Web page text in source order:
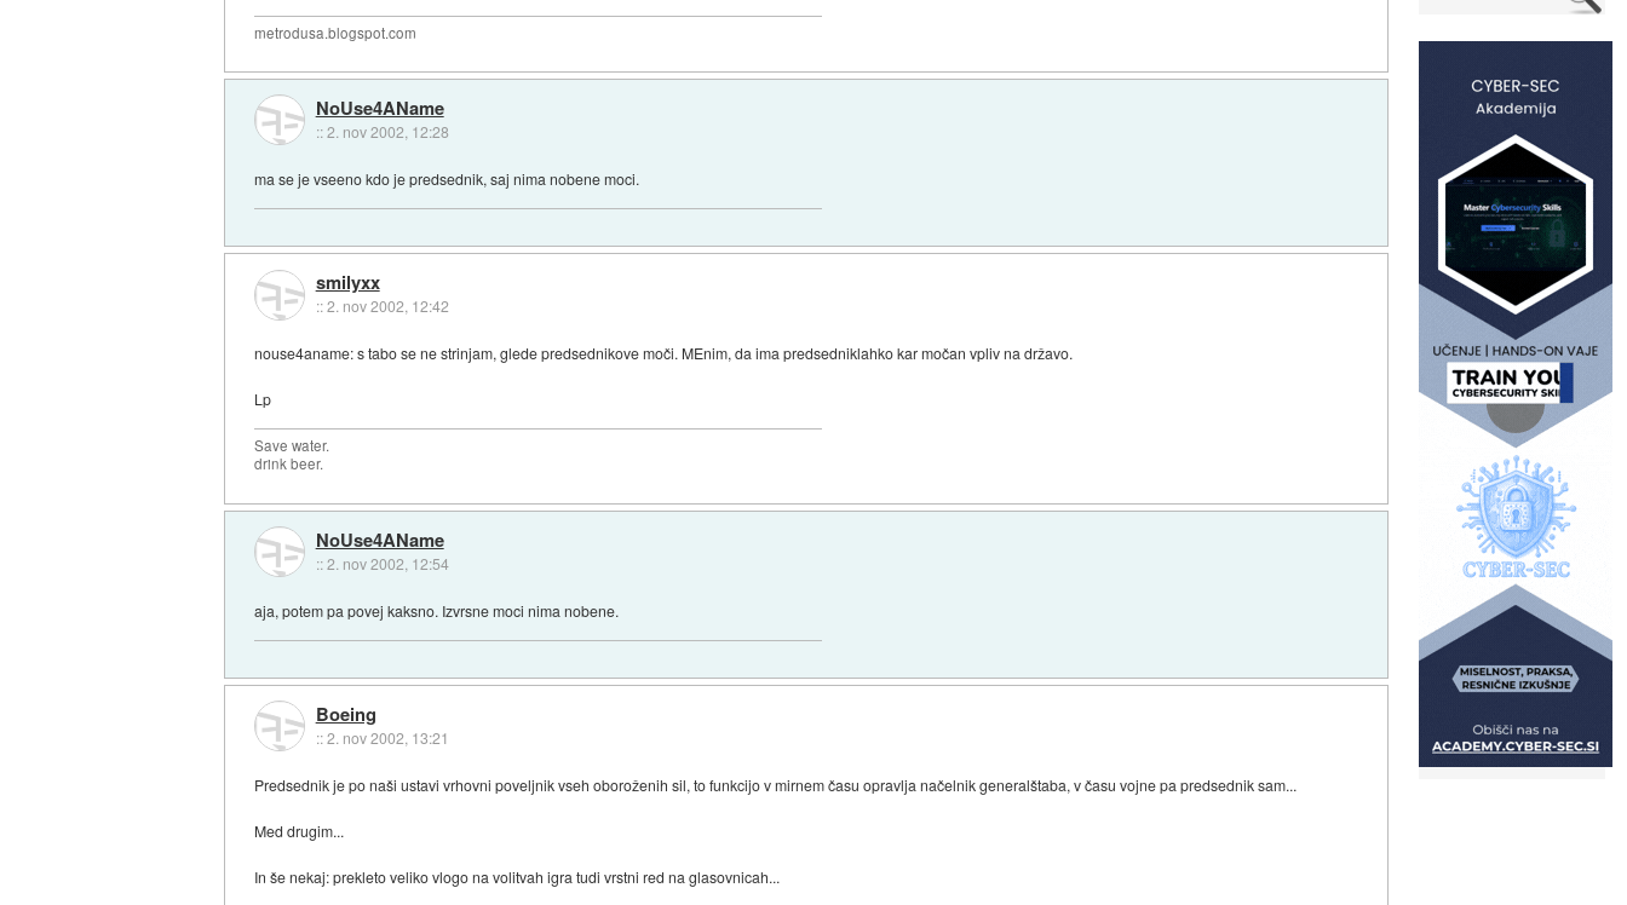
metrodusa.blogspot.com
NoUse4AName
::2. nov 2002, 12:28
ma se je vseeno kdo je predsednik, saj nima nobene moci.
smilyxx
::2. nov 2002, 12:42
nouse4aname: s tabo se ne strinjam, glede predsednikove moči. MEnim, da ima predsedniklahko kar močan vpliv na državo.
Lp
Save water.
drink beer.
NoUse4AName
::2. nov 2002, 12:54
aja, potem pa povej kaksno. Izvrsne moci nima nobene.
Boeing
::2. nov 2002, 13:21
Predsednik je po naši ustavi vrhovni poveljnik vseh oboroženih sil, to funkcijo v mirnem času opravlja načelnik generalštaba, v času vojne pa predsednik sam...
Med drugim...
In še nekaj: prekleto veliko vlogo na volitvah igra tudi vrstni red na glasovnicah...